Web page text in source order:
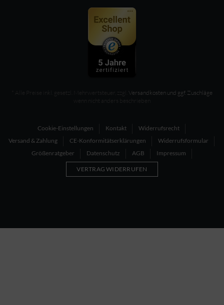
* Alle Preise inkl. gesetzl. Mehrwertsteuer, zzgl. Versandkosten und ggf. Zuschläge
wenn nicht anders beschrieben
Cookie-Einstellungen Kontakt
Widerrufsrecht
Versand & Zahlung
CE-Konformitätserklärungen
Widerrufsformular
Größenratgeber
Datenschutz AGB Impressum
VERTRAG WIDERRUFEN